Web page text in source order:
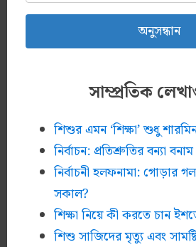
সাম্প্রতিক
শিশুর এমন ‘শিক্ষা’ শুধু
নির্বাচন: প্রতিশ্রুতির বন্যা
নির্বাচনী হলফনামা: গোড়ার
সকাল?
শিক্ষা নিয়ে কী করতে চান
শিশু সাজিদের মৃত্যু এবং